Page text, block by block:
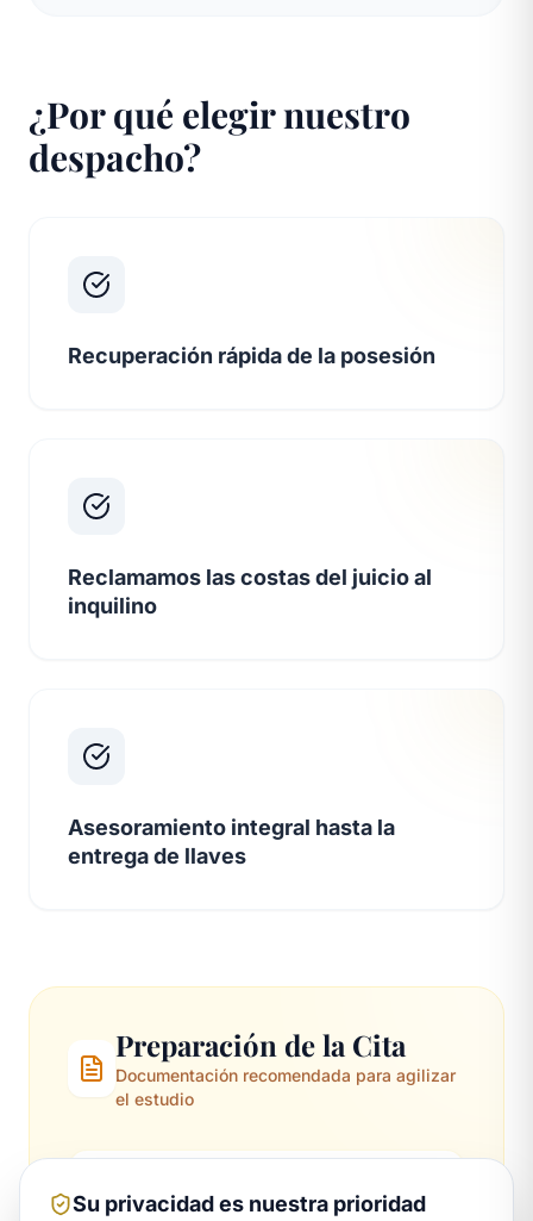
¿Por qué elegir nuestro
despacho?
Recuperación rápida de la posesión
Reclamamos las costas del juicio al
inquilino
Asesoramiento integral hasta la
entrega de llaves
Preparación de la Cita
Documentación recomendada para agilizar
el estudio
Contrato de arrendamiento
Su privacidad es nuestra prioridad